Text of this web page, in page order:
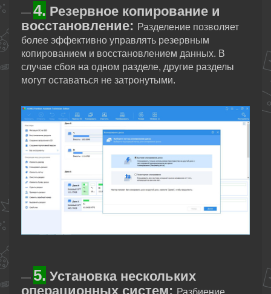
— 4. Резервное копирование и
восстановление: Разделение позволяет
более эффективно управлять резервным
копированием и восстановлением данных. В
случае сбоя на одном разделе, другие разделы
могут оставаться не затронутыми.
— 5. Установка нескольких
операционных систем: